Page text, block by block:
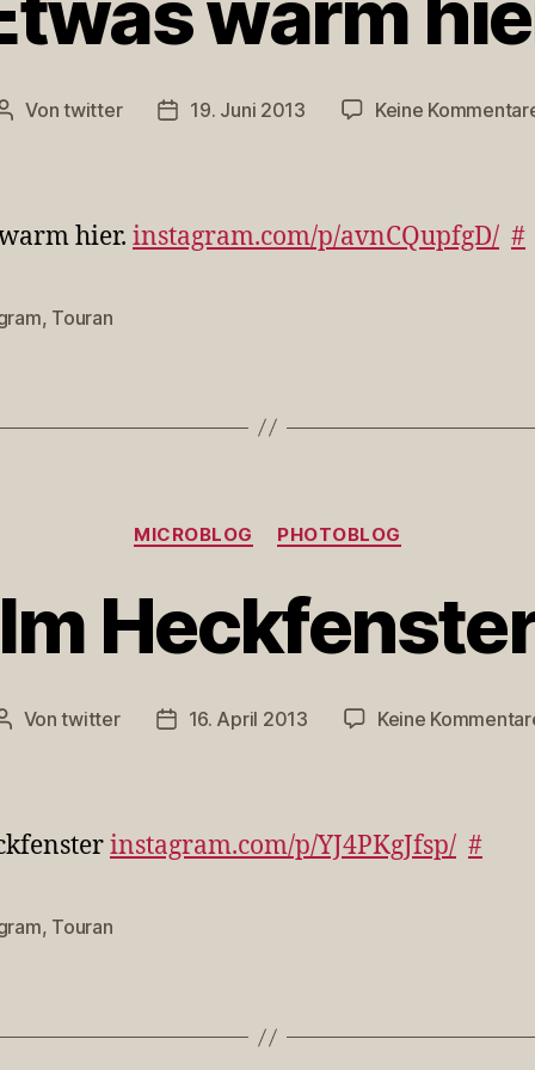
Beitragsautor
Vontwitter Veröffentlichungsdatum
19. Juni 2013 Keine
hier. instagram.com/p/avnCQupfgD/ #
, Touran
Kategorien
MICROBLOG PHOTOBLOG
Beitragsautor
Vontwitter Veröffentlichungsdatum
16. April 2013 Keine
instagram.com/p/YJ4PKgJfsp/ #
, Touran